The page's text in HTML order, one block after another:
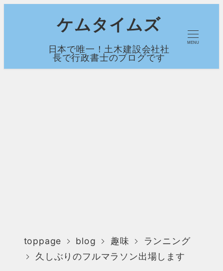
コ
ケムタイムズ
日本で唯一！土木建設会社社
長で行政書士のブログです
MENU
toppage blog 趣味
ランニング
久しぶりのフルマラソン出場します